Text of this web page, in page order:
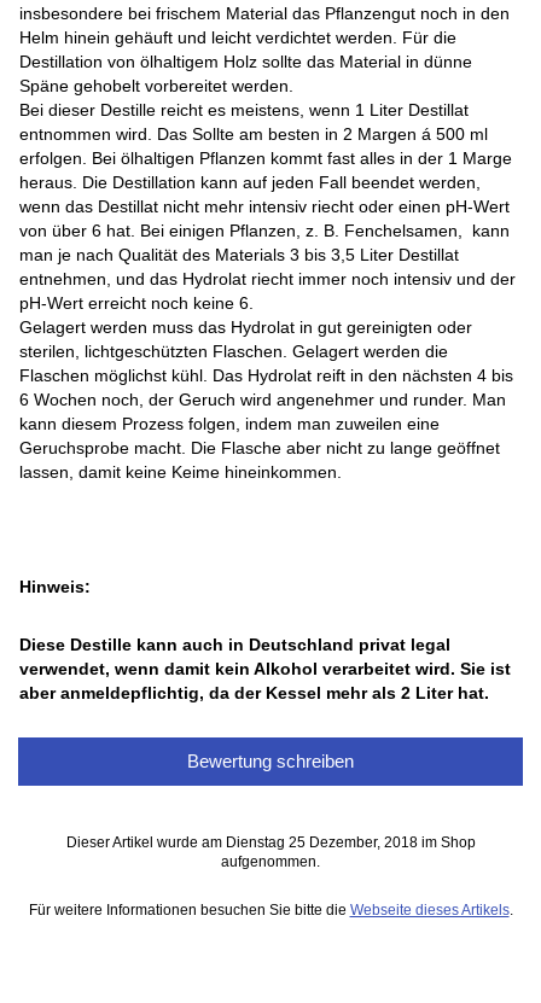
insbesondere bei frischem Material das Pflanzengut noch in den
Helm hinein gehäuft und leicht verdichtet werden. Für die
Destillation von ölhaltigem Holz sollte das Material in dünne
Späne gehobelt vorbereitet werden.
Bei dieser Destille reicht es meistens, wenn 1 Liter Destillat
entnommen wird. Das Sollte am besten in 2 Margen á 500 ml
erfolgen. Bei ölhaltigen Pflanzen kommt fast alles in der 1 Marge
heraus. Die Destillation kann auf jeden Fall beendet werden,
wenn das Destillat nicht mehr intensiv riecht oder einen pH-Wert
von über 6 hat. Bei einigen Pflanzen, z. B. Fenchelsamen, kann
man je nach Qualität des Materials 3 bis 3,5 Liter Destillat
entnehmen, und das Hydrolat riecht immer noch intensiv und der
pH-Wert erreicht noch keine 6.
Gelagert werden muss das Hydrolat in gut gereinigten oder
sterilen, lichtgeschützten Flaschen. Gelagert werden die
Flaschen möglichst kühl. Das Hydrolat reift in den nächsten 4 bis
6 Wochen noch, der Geruch wird angenehmer und runder. Man
kann diesem Prozess folgen, indem man zuweilen eine
Geruchsprobe macht. Die Flasche aber nicht zu lange geöffnet
lassen, damit keine Keime hineinkommen.
Hinweis:
Diese Destille kann auch in Deutschland privat legal
verwendet, wenn damit kein Alkohol verarbeitet wird. Sie ist
aber anmeldepflichtig, da der Kessel mehr als 2 Liter hat.
Bewertung schreiben
Dieser Artikel wurde am Dienstag 25 Dezember, 2018 im Shop
aufgenommen.
Für weitere Informationen besuchen Sie bitte die Webseite dieses Artikels.